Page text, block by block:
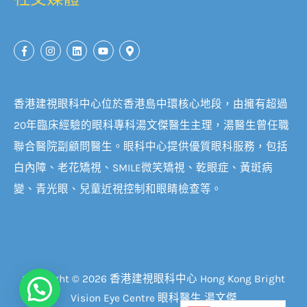
香港建視眼科中心位於香港島中環核心地段，由擁有超過
20年臨床經驗的眼科專科湯文傑醫生主理，湯醫生曾任職
聯合醫院副顧問醫生。眼科中心提供優質眼科服務，包括
白內障、老花矯視、SMILE微笑矯視、乾眼症、黃斑病
變、青光眼、兒童近視控制和眼睛檢查等。
Copyright © 2026 香港建視眼科中心 Hong Kong Bright
Vision Eye Centre 眼科醫生 湯文傑